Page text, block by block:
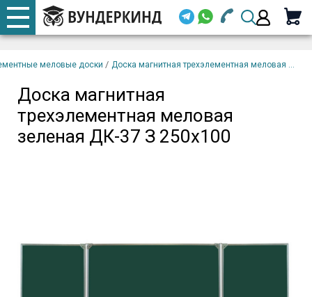
+7 920 668-08-98
+7 920 668-08-98
Email
трехэлементная меловая
зеленая ДК-37 З 250х100
корзину
меловые доски / Доска магнитная трехэлементная меловая ...
Доска магнитная
трехэлементная меловая
зеленая ДК-37 З 250х100